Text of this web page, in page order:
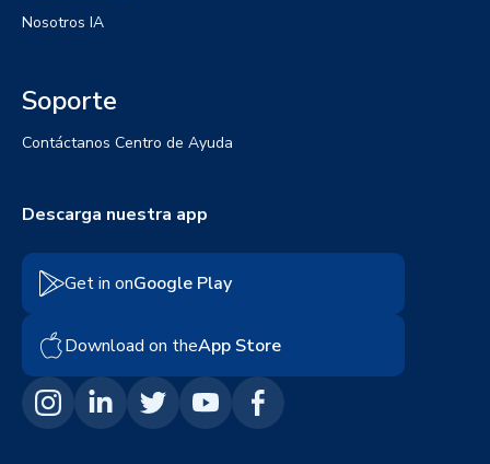
Nosotros IA
Soporte
Contáctanos Centro de Ayuda
Descarga nuestra app
Get in onGoogle Play
Download on theApp Store